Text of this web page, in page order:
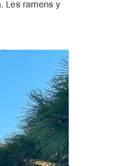
Les ramens y